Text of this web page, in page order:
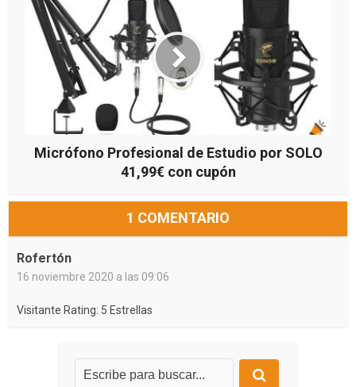
Micrófono Profesional de Estudio por SOLO
41,99€ con cupón
1 COMENTARIO
Rofertón
16 noviembre 2020 a las 09:06
Visitante Rating: 5 Estrellas